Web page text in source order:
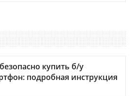
купить б/у
подробная инструкция